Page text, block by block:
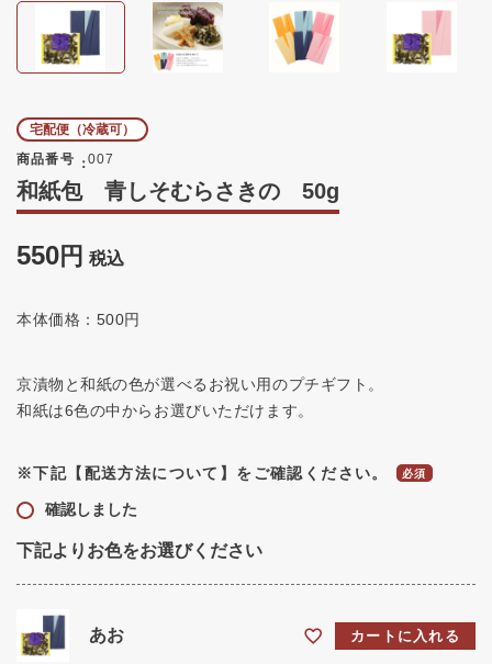
宅配便（冷蔵可）
商品番号
007
和紙包 青しそむらさきの 50g
550 税込
本体価格：500円
京漬物と和紙の色が選べるお祝い用のプチギフト。
和紙は6色の中からお選びいただけます。
※下記【配送方法について】をご確認ください。
確認しました
下記よりお色をお選びください
あお カートに入れる